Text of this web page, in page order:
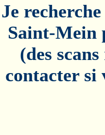
Je
Saint-Mein
(des
contacter si